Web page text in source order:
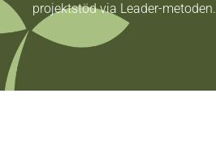
projektstöd via Leader-metoden.